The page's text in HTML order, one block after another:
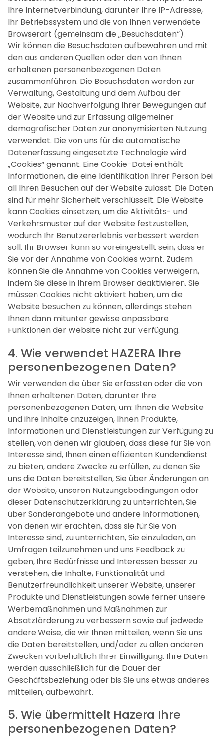
Ihre Internetverbindung, darunter Ihre IP-Adresse,
Ihr Betriebssystem und die von Ihnen verwendete
Browserart (gemeinsam die „Besuchsdaten“).
Wir können die Besuchsdaten aufbewahren und mit
den aus anderen Quellen oder den von Ihnen
erhaltenen personenbezogenen Daten
zusammenführen. Die Besuchsdaten werden zur
Verwaltung, Gestaltung und dem Aufbau der
Website, zur Nachverfolgung Ihrer Bewegungen auf
der Website und zur Erfassung allgemeiner
demografischer Daten zur anonymisierten Nutzung
verwendet. Die von uns für die automatische
Datenerfassung eingesetzte Technologie wird
„Cookies“ genannt. Eine Cookie-Datei enthält
Informationen, die eine Identifikation Ihrer Person bei
all Ihren Besuchen auf der Website zulässt. Die Daten
sind für mehr Sicherheit verschlüsselt. Die Website
kann Cookies einsetzen, um die Aktivitäts- und
Verkehrsmuster auf der Website festzustellen,
wodurch Ihr Benutzererlebnis verbessert werden
soll. Ihr Browser kann so voreingestellt sein, dass er
Sie vor der Annahme von Cookies warnt. Zudem
können Sie die Annahme von Cookies verweigern,
indem Sie diese in Ihrem Browser deaktivieren. Sie
müssen Cookies nicht aktiviert haben, um die
Website besuchen zu können, allerdings stehen
Ihnen dann mitunter gewisse anpassbare
Funktionen der Website nicht zur Verfügung.
4. Wie verwendet HAZERA Ihre
personenbezogenen Daten?
Wir verwenden die über Sie erfassten oder die von
Ihnen erhaltenen Daten, darunter Ihre
personenbezogenen Daten, um: Ihnen die Website
und ihre Inhalte anzuzeigen, Ihnen Produkte,
Informationen und Dienstleistungen zur Verfügung zu
stellen, von denen wir glauben, dass diese für Sie von
Interesse sind, Ihnen einen effizienten Kundendienst
zu bieten, andere Zwecke zu erfüllen, zu denen Sie
uns die Daten bereitstellen, Sie über Änderungen an
der Website, unseren Nutzungsbedingungen oder
dieser Datenschutzerklärung zu unterrichten, Sie
über Sonderangebote und andere Informationen,
von denen wir erachten, dass sie für Sie von
Interesse sind, zu unterrichten, Sie einzuladen, an
Umfragen teilzunehmen und uns Feedback zu
geben, Ihre Bedürfnisse und Interessen besser zu
verstehen, die Inhalte, Funktionalität und
Benutzerfreundlichkeit unserer Website, unserer
Produkte und Dienstleistungen sowie ferner unsere
Werbemaßnahmen und Maßnahmen zur
Absatzförderung zu verbessern sowie auf jedwede
andere Weise, die wir Ihnen mitteilen, wenn Sie uns
die Daten bereitstellen, und/oder zu allen anderen
Zwecken vorbehaltlich Ihrer Einwilligung. Ihre Daten
werden ausschließlich für die Dauer der
Geschäftsbeziehung oder bis Sie uns etwas anderes
mitteilen, aufbewahrt.
5. Wie übermittelt Hazera Ihre
personenbezogenen Daten?